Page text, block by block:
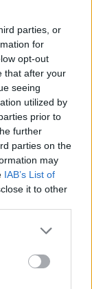
parties, or
for
opt-out
that after your
seeing
utilized by
prior to
further
parties on the
may
IAB’s List of
it to other
μετά έσπασε
σε
τις συνήθειες